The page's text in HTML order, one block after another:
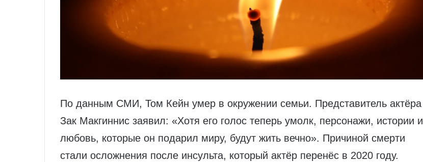
По данным СМИ, Том Кейн умер в окружении семьи. Представитель актёра
Зак Макгиннис заявил: «Хотя его голос теперь умолк, персонажи, истории и
любовь, которые он подарил миру, будут жить вечно». Причиной смерти
стали осложнения после инсульта, который актёр перенёс в 2020 году.